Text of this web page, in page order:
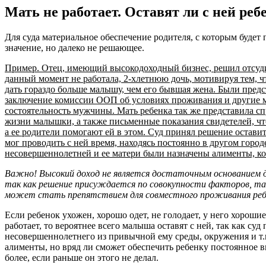
Мать не работает. Оставят ли с ней
Для суда материальное обеспечение родителя, с которым
значение, но далеко не решающее.
Пример. Отец, имеющий высокодоходный бизнес, решил
данный момент не работала, 2-хлетнюю дочь, мотивируя тем,
дать гораздо больше малышу, чем его бывшая жена. Были
заключение комиссии ООП об условиях проживания и другие
состоятельность мужчины. Мать ребенка так же представила
жизни малышки, а также письменные показания свидетелей,
а ее родители помогают ей в этом. Суд принял решение
мог проводить с ней время, находясь постоянно в другом
несовершеннолетней и ее матери были назначены алименты,
Важно! Высокий доход не является достаточным основанием
так как решение присуждается по совокупности факторов,
может стать препятствием для совместного проживания
Если ребенок ухожен, хорошо одет, не голодает, у него
работает, то вероятнее всего малыша оставят с ней, так как
несовершеннолетнего из привычной ему среды, окружения и
алименты, но вряд ли сможет обеспечить ребенку
более, если раньше он этого не делал.